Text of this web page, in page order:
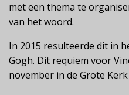
met een thema te
van het woord.
In 2015 resulteerde dit in
Gogh. Dit requiem voor
november in de Grote